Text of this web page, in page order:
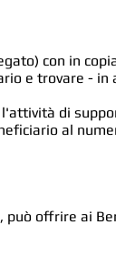
con in
e trovare - in
di
al
offrire ai